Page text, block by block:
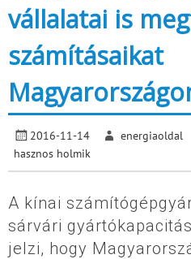
vállalatai is
számításaikat
2016-11-14 energiaoldal
hasznos holmik
A kínai
sárvári
jelzi, hogy